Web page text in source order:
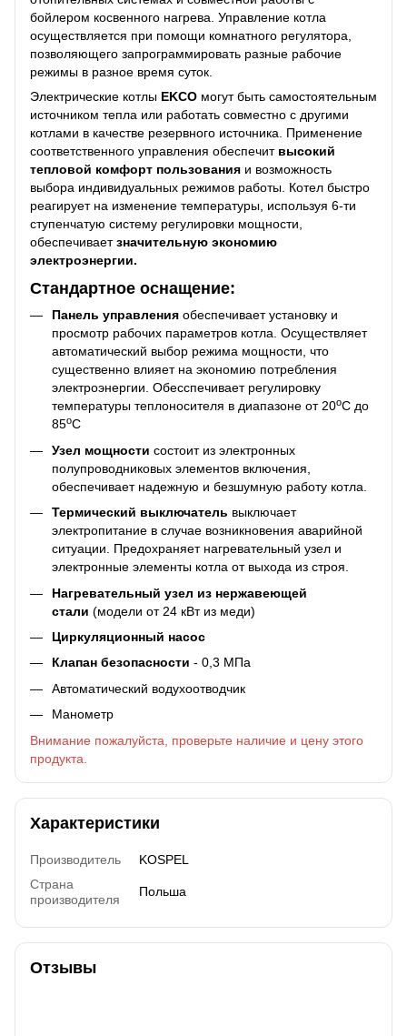
бойлером косвенного нагрева. Управление котла
осуществляется при помощи комнатного регулятора,
позволяющего запрограммировать разные рабочие
режимы в разное время суток.
Электрические котлы EKCO могут быть самостоятельным
источником тепла или работать совместно с другими
котлами в качестве резервного источника. Применение
соответственного управления обеспечит высокий
тепловой комфорт пользования и возможность
выбора индивидуальных режимов работы. Котел быстро
реагирует на изменение температуры, используя 6-ти
ступенчатую систему регулировки мощности,
обеспечивает значительную экономию
электроэнергии.
Стандартное оснащение:
Панель управления обеспечивает установку и
просмотр рабочих параметров котла. Осуществляет
автоматический выбор режима мощности, что
существенно влияет на экономию потребления
электроэнергии. Обесспечивает регулировку
температуры теплоносителя в диапазоне от 20oC до
85oC
Узел мощности состоит из электронных
полупроводниковых элементов включения,
обеспечивает надежную и безшумную работу котла.
Термический выключатель выключает
электропитание в случае возникновения аварийной
ситуации. Предохраняет нагревательный узел и
электронные элементы котла от выхода из строя.
Нагревательный узел из нержавеющей
стали (модели от 24 кВт из меди)
Циркуляционный насос
Клапан безопасности - 0,3 МПа
Автоматический водухоотводчик
Манометр
Внимание пожалуйста, проверьте наличие и цену этого
продукта.
Характеристики
Производитель
KOSPEL
Страна
производителя
Польша
Отзывы